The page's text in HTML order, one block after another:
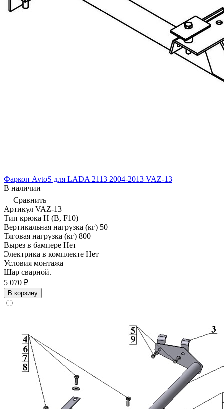
Фаркоп AvtoS для LADA 2113 2004-2013 VAZ-13
В наличии
Сравнить
Артикул VAZ-13
Тип крюка H (B, F10)
Вертикальная нагрузка (кг) 50
Тяговая нагрузка (кг) 800
Вырез в бампере Нет
Электрика в комплекте Нет
Условия монтажа
Шар сварной.
5 070 ₽
В корзину